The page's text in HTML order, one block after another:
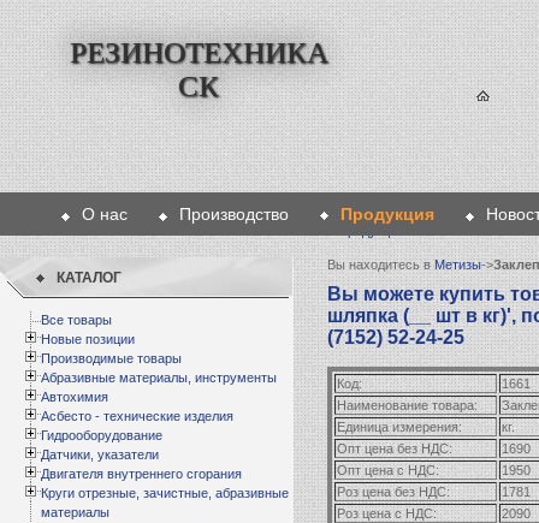
РЕЗИНОТЕХНИКА
СК
О нас Производство Продукция
КАТАЛОГ
Все товары
Новые позиции
Производимые товары
Абразивные материалы, инструменты
Автохимия
Асбесто - технические изделия
Гидрооборудование
Датчики, указатели
Двигателя внутреннего сгорания
Круги отрезные, зачистные, абразивные
материалы
Вы находитесь вМетизы->
Вы можете купить
шляпка (__ шт в кг)',
(7152) 52-24-25
Код:
1661
Наименование товара:
Единица измерения:
кг.
Опт цена без НДС:
1690
Опт цена с НДС:
1950
Роз цена без НДС:
1781
Роз цена с НДС:
2090